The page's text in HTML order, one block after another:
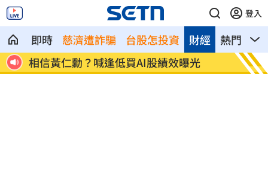
登入
即時 慈濟遭詐騙 台股怎投資 熱門 影
財經
相信黃仁勳？喊逢低買AI股績效曝光 兒女